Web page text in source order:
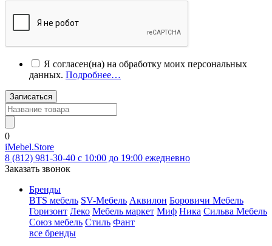
Я согласен(на) на обработку моих персональных
данных. Подробнее…
Записаться
0
iMebel.Store
8 (812) 981-30-40 c 10:00 до 19:00 ежедневно
Заказать звонок
Бренды
BTS мебель SV-Мебель Аквилон Боровичи Мебель
Горизонт Леко Мебель маркет Миф Ника Сильва Мебель
Союз мебель Стиль Фант
все бренды